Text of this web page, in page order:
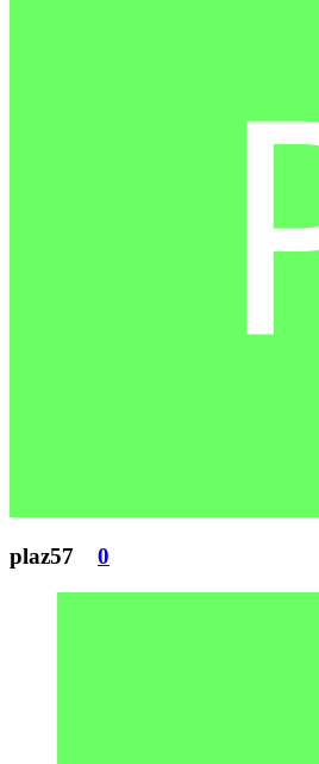
plaz57 0